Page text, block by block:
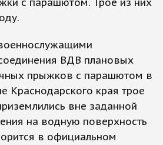
с парашютом. Трое из них
ВДВ плановых
прыжков с парашютом в
Краснодарского края трое
вне заданной
на водную поверхность
в официальном